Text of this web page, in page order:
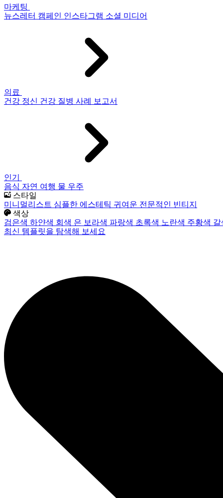
마케팅
뉴스레터 캠페인 인스타그램 소셜 미디어
의료
건강 정신 건강 질병 사례 보고서
인기
음식 자연 여행 물 우주
스타일
미니멀리스트 심플한 에스테틱 귀여운 전문적인 빈티지
색상
검은색 하얀색 회색 은 보라색 파랑색 초록색 노란색 주황색
최신 템플릿을 탐색해 보세요